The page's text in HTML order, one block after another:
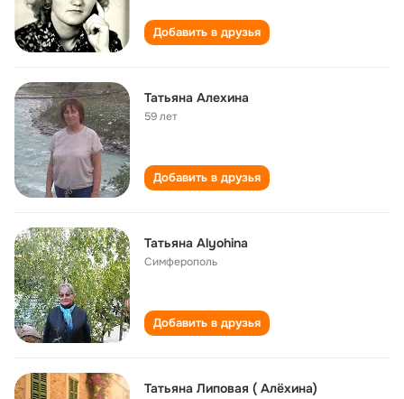
Добавить в друзья
Татьяна Алехина
59 лет
Добавить в друзья
Татьяна Alyohina
Симферополь
Добавить в друзья
Татьяна Липовая ( Алёхина)